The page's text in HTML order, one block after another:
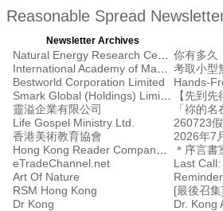
Reasonable Spread
Newsletter Archives
你有多久
考取小型
Bestworld Corporation Limited
Hands-
【先到
靈溢企業有限公司
「祢的
Life Gospel Ministry Ltd.
260723
香港美術教育協會
2026年7
＊序言書
eTradeChannel.net
Art Of Nature
RSM Hong Kong
Dr Kong
Dr. Kong